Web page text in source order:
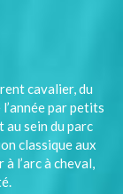
cavalier, du
par petits
au sein du parc
classique aux
l’arc à cheval,